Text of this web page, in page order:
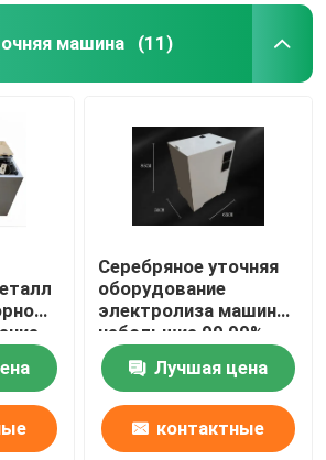
машина (11)
99%
Серебряное уточняя
оборудование
электролиза машины
небольшие 99,99%
легкое для того
чтобы привестись в
действие
доказательство
утечки
Лучшая цена
контактные